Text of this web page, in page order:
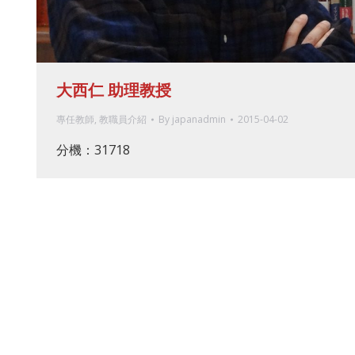
大西仁 助理教授
專任教師, 教職員介紹 By japanadmin 2015-04-02
分機：31718